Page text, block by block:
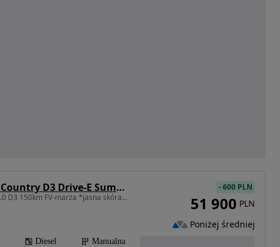
Volvo V40 Cross Country D3 Drive-E Summum
1969 cm3 • 150 KM • 2.0 D3 150km FV-marża *jasna skóra*tempomat*Full-LED*serwisowany*
Diesel
Manualna
-600 PLN
51 900 PLN
Poniżej średniej